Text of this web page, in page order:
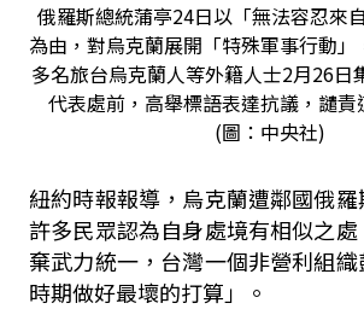
俄羅斯總統蒲亭24日以「無法容忍來
為由，對烏克蘭展開「特殊軍事行動」
多名旅台烏克蘭人等外籍人士2月26日
代表處前，高舉標語表達抗議，譴責
(圖：中央社)
紐約時報報導，烏克蘭遭鄰國俄
許多民眾認為自身處境有相似之
棄武力統一，台灣一個非營利組
時期做好最壞的打算」。